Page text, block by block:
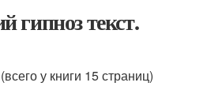
гипноз текст.
у книги 15 страниц)